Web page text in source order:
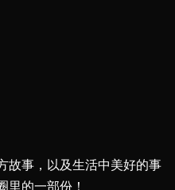
故事，以及生活中美好的事
里的一部份！